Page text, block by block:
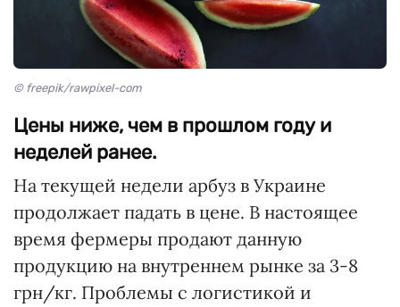
© freepik/rawpixel-com
Цены ниже, чем в прошлом году и
неделей ранее.
На текущей недели арбуз в Украине
продолжает падать в цене. В настоящее
время фермеры продают данную
продукцию на внутреннем рынке за 3-8
грн/кг. Проблемы с логистикой и